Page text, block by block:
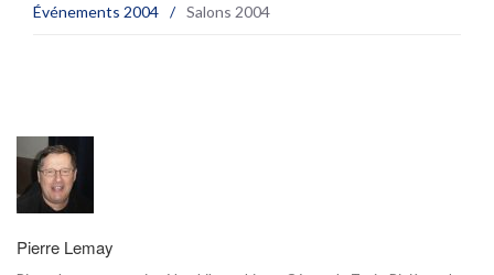
Événements 2004 / Salons 2004
Pierre Lemay